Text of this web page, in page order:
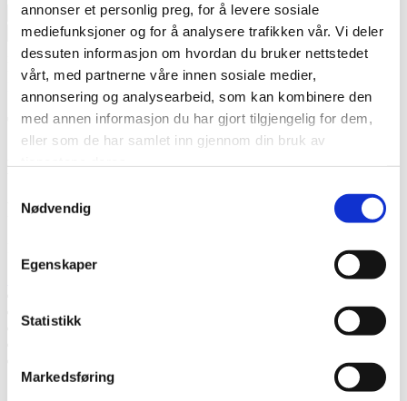
annonser et personlig preg, for å levere sosiale
mediefunksjoner og for å analysere trafikken vår. Vi deler
dessuten informasjon om hvordan du bruker nettstedet
vårt, med partnerne våre innen sosiale medier,
annonsering og analysearbeid, som kan kombinere den
med annen informasjon du har gjort tilgjengelig for dem,
eller som de har samlet inn gjennom din bruk av
Nødvendig
Egenskaper
Statistikk
Markedsføring
Jeg
godtar at Thermia registrerer min kontaktinformasjon vedr. min
henvendelse.
* Les mer om hvordan Thermia håndterer dine
personopplysninger..
Takk! Vi kommer tilbake snart.
Mislyktes
Ring oss
Be om et tilbud
Ta kontakt med oss